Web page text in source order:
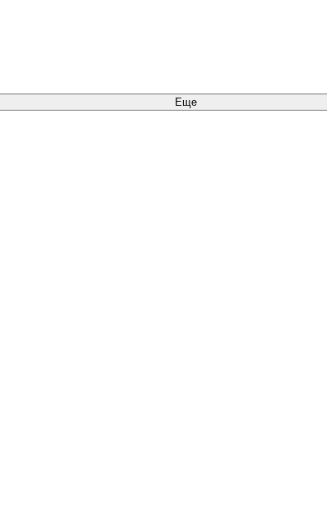
Еще